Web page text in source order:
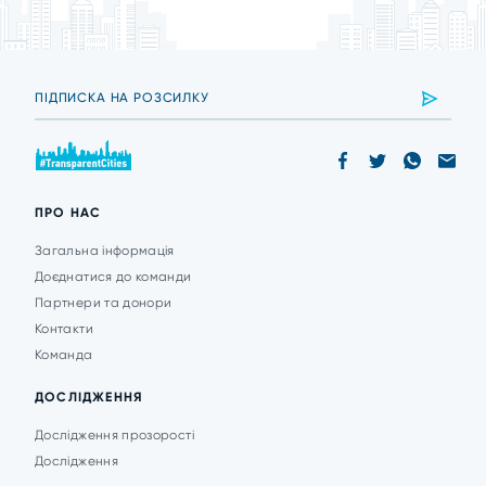
ПРО НАС
Загальна інформація
Доєднатися до команди
Партнери та донори
Контакти
Команда
ДОСЛІДЖЕННЯ
Дослідження прозорості
Дослідження